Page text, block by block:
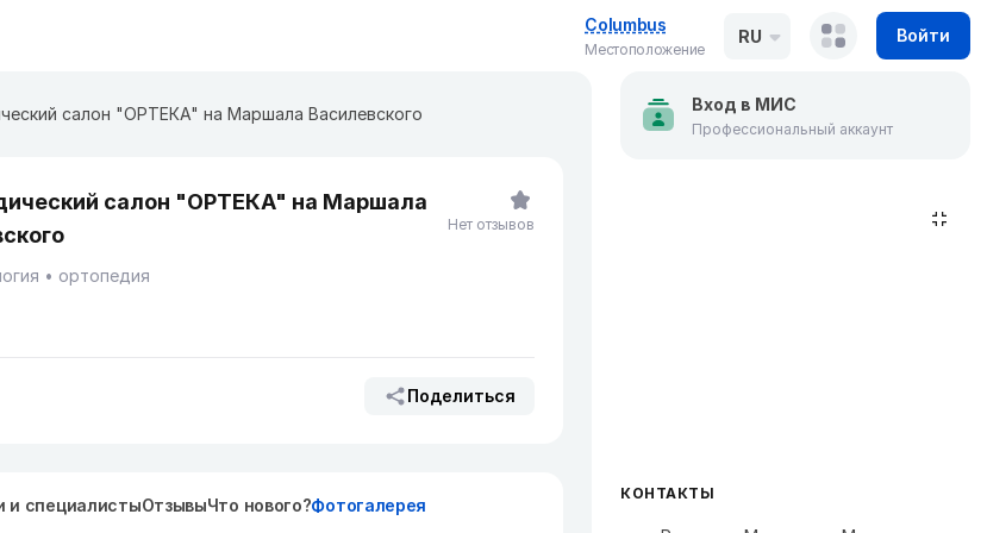
Columbus
Местоположение
RU Войти
салон "ОРТЕКА" на Маршала Василевского
салон "ОРТЕКА" на Маршала
ортопедия
Поделиться
Нет отзывов
и специалистыОтзывыЧто нового?Фотогалерея
Вход в МИС
Профессиональный аккаунт
КОНТАКТЫ